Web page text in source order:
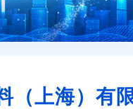
（上海）有